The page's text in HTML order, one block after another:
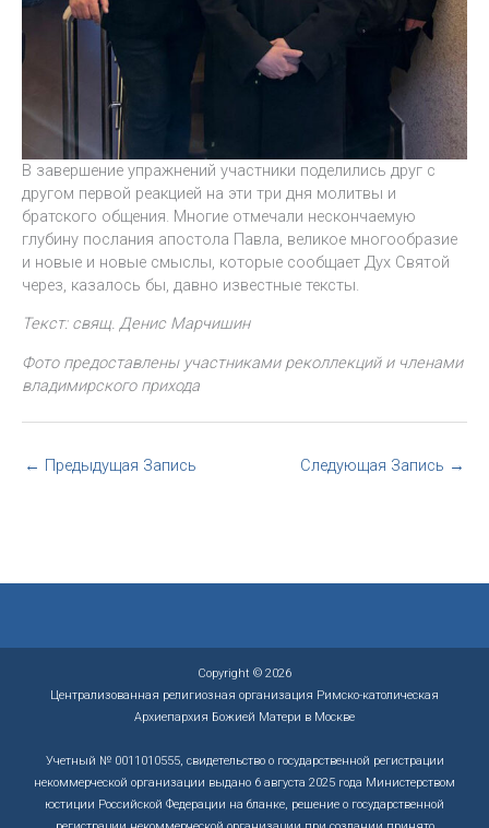
В завершение упражнений участники поделились друг с
другом первой реакцией на эти три дня молитвы и
братского общения. Многие отмечали нескончаемую
глубину послания апостола Павла, великое многообразие
и новые и новые смыслы, которые сообщает Дух Святой
через, казалось бы, давно известные тексты.
Текст: свящ. Денис Марчишин
Фото предоставлены участниками реколлекций и членами
владимирского прихода
← Предыдущая Запись Следующая Запись →
Copyright © 2026
Централизованная религиозная организация Римско-католическая
Архиепархия Божией Матери в Москве
Учетный № 0011010555, свидетельство о государственной регистрации
некоммерческой организации выдано 6 августа 2025 года Министерством
юстиции Российской Федерации на бланке, решение о государственной